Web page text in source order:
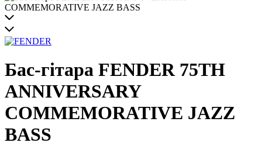
Бас-гітара FENDER 75TH
ANNIVERSARY
COMMEMORATIVE JAZZ
BASS